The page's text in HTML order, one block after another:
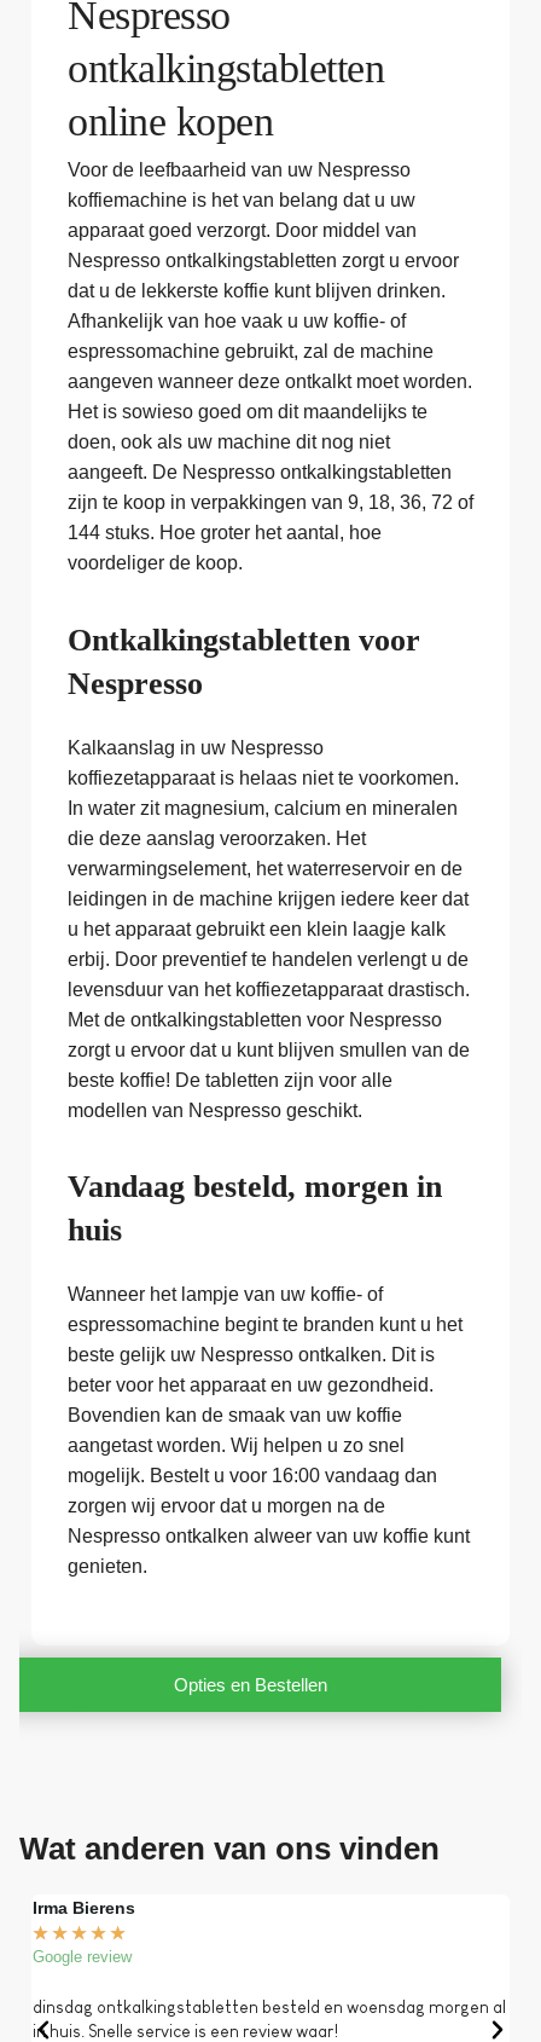
Nespresso
ontkalkingstabletten
online kopen
Voor de leefbaarheid van uw Nespresso
koffiemachine is het van belang dat u uw
apparaat goed verzorgt. Door middel van
Nespresso ontkalkingstabletten zorgt u ervoor
dat u de lekkerste koffie kunt blijven drinken.
Afhankelijk van hoe vaak u uw koffie- of
espressomachine gebruikt, zal de machine
aangeven wanneer deze ontkalkt moet worden.
Het is sowieso goed om dit maandelijks te
doen, ook als uw machine dit nog niet
aangeeft. De Nespresso ontkalkingstabletten
zijn te koop in verpakkingen van 9, 18, 36, 72 of
144 stuks. Hoe groter het aantal, hoe
voordeliger de koop.
Ontkalkingstabletten voor
Nespresso
Kalkaanslag in uw Nespresso
koffiezetapparaat is helaas niet te voorkomen.
In water zit magnesium, calcium en mineralen
die deze aanslag veroorzaken. Het
verwarmingselement, het waterreservoir en de
leidingen in de machine krijgen iedere keer dat
u het apparaat gebruikt een klein laagje kalk
erbij. Door preventief te handelen verlengt u de
levensduur van het koffiezetapparaat drastisch.
Met de ontkalkingstabletten voor Nespresso
zorgt u ervoor dat u kunt blijven smullen van de
beste koffie! De tabletten zijn voor alle
modellen van Nespresso geschikt.
Vandaag besteld, morgen in
huis
Wanneer het lampje van uw koffie- of
espressomachine begint te branden kunt u het
beste gelijk uw Nespresso ontkalken. Dit is
beter voor het apparaat en uw gezondheid.
Bovendien kan de smaak van uw koffie
aangetast worden. Wij helpen u zo snel
mogelijk. Bestelt u voor 16:00 vandaag dan
zorgen wij ervoor dat u morgen na de
Nespresso ontkalken alweer van uw koffie kunt
genieten.
Opties en Bestellen
Wat anderen van ons vinden
Irma Bierens
★ ★ ★ ★ ★
Google review
dinsdag ontkalkingstabletten besteld en woensdag morgen al
in huis. Snelle service is een review waar!